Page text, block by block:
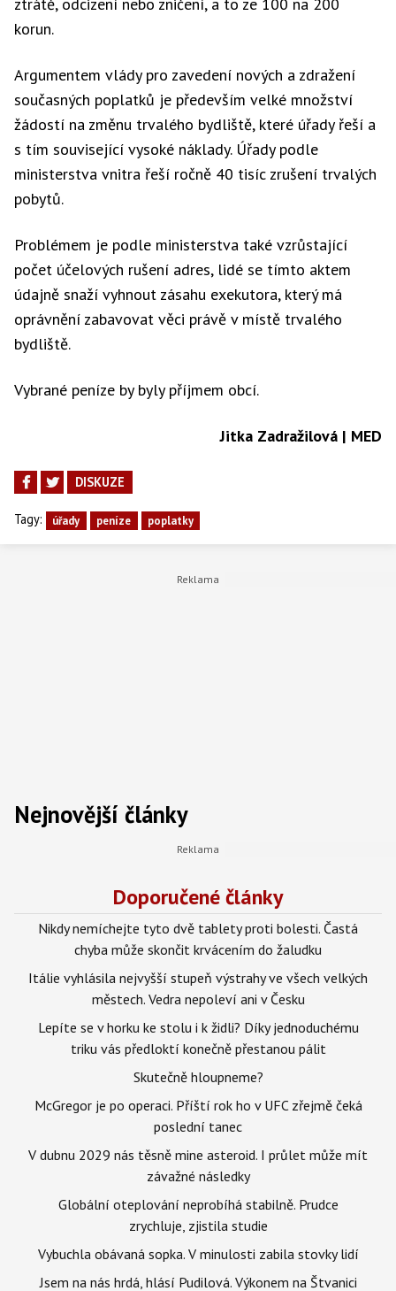
korun.
Argumentem vlády pro zavedení nových a zdražení
současných poplatků je především velké množství
žádostí na změnu trvalého bydliště, které úřady řeší a
s tím související vysoké náklady. Úřady podle
ministerstva vnitra řeší ročně 40 tisíc zrušení trvalých
pobytů.
Problémem je podle ministerstva také vzrůstající
počet účelových rušení adres, lidé se tímto aktem
údajně snaží vyhnout zásahu exekutora, který má
oprávnění zabavovat věci právě v místě trvalého
bydliště.
Vybrané peníze by byly příjmem obcí.
Jitka Zadražilová | MED
DISKUZE
Tagy: úřady peníze poplatky
Nejnovější články
Doporučené články
Nikdy nemíchejte tyto dvě tablety proti bolesti. Častá
chyba může skončit krvácením do žaludku
Itálie vyhlásila nejvyšší stupeň výstrahy ve všech velkých
městech. Vedra nepoleví ani v Česku
Lepíte se v horku ke stolu i k židli? Díky jednoduchému
triku vás předloktí konečně přestanou pálit
Skutečně hloupneme?
McGregor je po operaci. Příští rok ho v UFC zřejmě čeká
poslední tanec
V dubnu 2029 nás těsně mine asteroid. I průlet může mít
závažné následky
Globální oteplování neprobíhá stabilně. Prudce
zrychluje, zjistila studie
Vybuchla obávaná sopka. V minulosti zabila stovky lidí
Jsem na nás hrdá, hlásí Pudilová. Výkonem na Štvanici